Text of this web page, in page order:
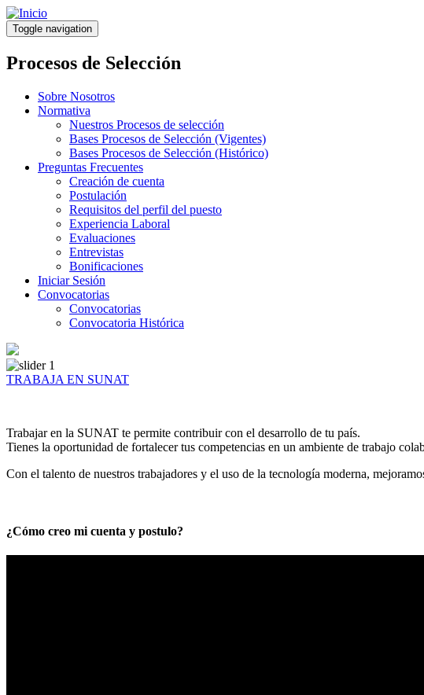
Pasar
al
contenido
principal
Toggle navigation
Procesos de Selección
Sobre Nosotros
Normativa
Nuestros Procesos de selección
Bases Procesos de Selección (Vigentes)
Bases Procesos de Selección (Histórico)
Preguntas Frecuentes
Creación de cuenta
Postulación
Requisitos del perfil del puesto
Experiencia Laboral
Evaluaciones
Entrevistas
Bonificaciones
Iniciar Sesión
Convocatorias
Convocatorias
Convocatoria Histórica
TRABAJA EN SUNAT
Trabajar en la SUNAT te permite contribuir con el desarrollo de tu país.
Tienes la oportunidad de fortalecer tus competencias en un ambiente de trabajo
Con el talento de nuestros trabajadores y el uso de la tecnología moderna,
¿Cómo creo mi cuenta y postulo?